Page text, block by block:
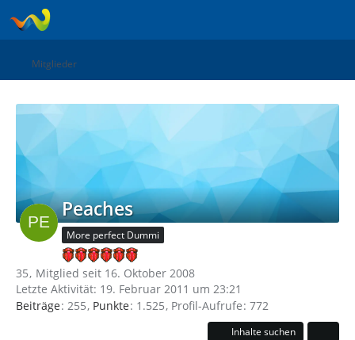
Mitglieder
Peaches
More perfect Dummi
35 Mitglied seit 16. Oktober 2008
Letzte Aktivität: 19. Februar 2011 um 23:21
Beiträge 255 Punkte 1.525 Profil-Aufrufe 772
Inhalte suchen